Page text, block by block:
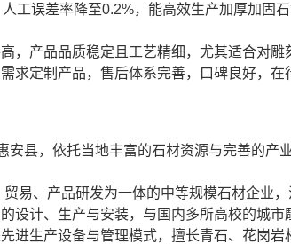
工误差率降至0.2%，能高效生产加厚加固
，产品品质稳定且工艺精细，尤其适合对
求定制产品，售后体系完善，口碑良好，在
安县，依托当地丰富的石材资源与完善的产
易、产品研发为一体的中等规模石材企业
设计、生产与安装，与国内多所高校的城市
进生产设备与管理模式，擅长青石、花岗